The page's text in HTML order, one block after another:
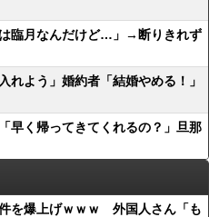
臨月なんだけど…」→断りきれず
れよう」婚約者「結婚やめる！」
早く帰ってきてくれるの？」旦那
を爆上げｗｗｗ 外国人さん「も